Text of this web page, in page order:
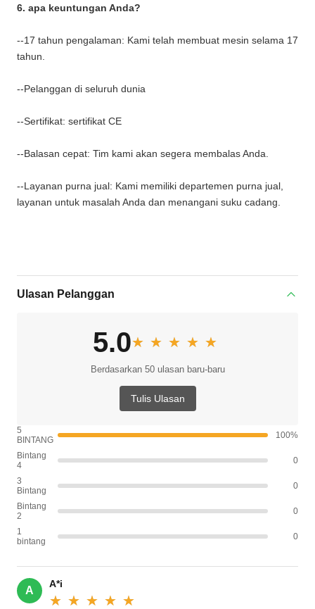
6. apa keuntungan Anda?
--17 tahun pengalaman: Kami telah membuat mesin selama 17
tahun.
--Pelanggan di seluruh dunia
--Sertifikat: sertifikat CE
--Balasan cepat: Tim kami akan segera membalas Anda.
--Layanan purna jual: Kami memiliki departemen purna jual,
layanan untuk masalah Anda dan menangani suku cadang.
Ulasan Pelanggan
5.0★★★★★
★★★★★
Berdasarkan 50 ulasan baru-baru
Tulis Ulasan
5
BINTANG
100%
Bintang
4
0
3
Bintang
0
Bintang
2
0
1
bintang
0
A
A*i
★★★★★
★★★★★